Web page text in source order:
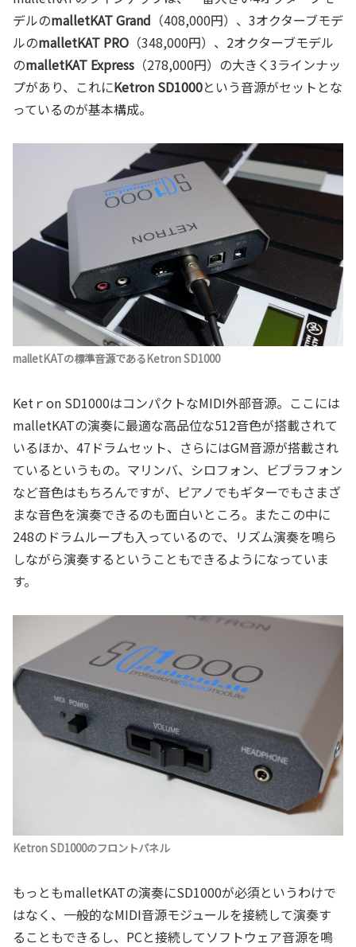
デルのmalletKAT Grand （408,000円）、3オクターブモデ
ルのmalletKAT PRO （348,000円）、2オクターブモデル
のmalletKAT Express （278,000円）の大きく3ラインナッ
プがあり、これにKetron SD1000という音源がセットとな
っているのが基本構成。
malletKATの標準音源であるKetron SD1000
Ketｒon SD1000はコンパクトなMIDI外部音源。ここには
malletKATの演奏に最適な高品位な512音色が搭載されて
いるほか、47ドラムセット、さらにはGM音源が搭載され
ているというもの。マリンバ、シロフォン、ビブラフォン
など音色はもちろんですが、ピアノでもギターでもさまざ
まな音色を演奏できるのも面白いところ。またこの中に
248のドラムループも入っているので、リズム演奏を鳴ら
しながら演奏するということもできるようになっていま
す。
Ketron SD1000のフロントパネル
もっともmalletKATの演奏にSD1000が必須というわけで
はなく、一般的なMIDI音源モジュールを接続して演奏す
ることもできるし、PCと接続してソフトウェア音源を鳴